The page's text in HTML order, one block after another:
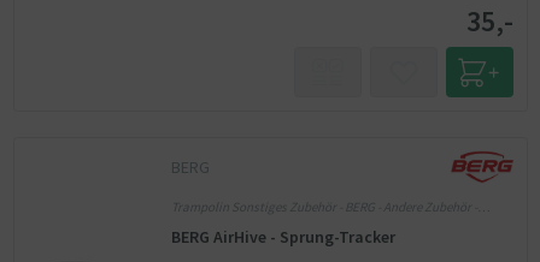
35,-
BERG
Trampolin Sonstiges Zubehör - BERG - Andere Zubehör -
BERG AirHive - Sprung-Tracker